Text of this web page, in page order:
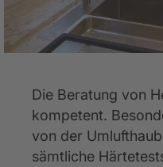
Die Beratung von
kompetent.
von der
sämtliche